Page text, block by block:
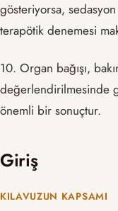
gösteriyorsa,
terapötik denemesi
10. Organ bağışı,
değerlendirilmesinde
önemli bir sonuçtur.
Giriş
KILAVUZUN KAPSAMI